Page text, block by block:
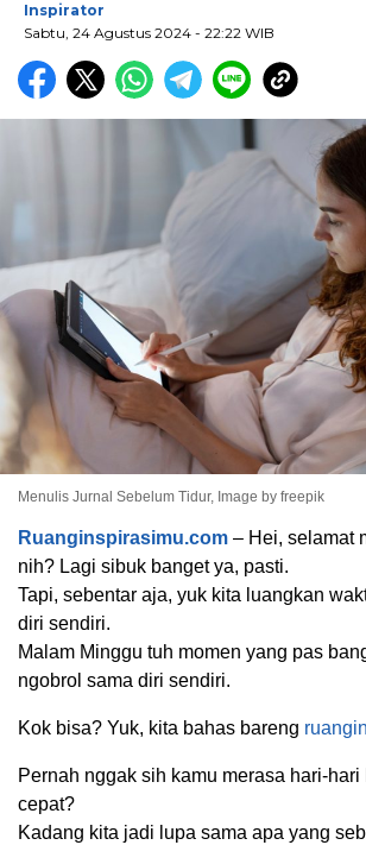
Inspirator
Sabtu, 24 Agustus 2024 - 22:22 WIB
Menulis Jurnal Sebelum Tidur, Image by freepik
Ruanginspirasimu.com – Hei, selamat
nih? Lagi sibuk banget ya, pasti.
Tapi, sebentar aja, yuk kita luangkan
diri sendiri.
Malam Minggu tuh momen yang pas
ngobrol sama diri sendiri.
Kok bisa? Yuk, kita bahas bareng
Pernah nggak sih kamu merasa hari-
cepat?
Kadang kita jadi lupa sama apa yang